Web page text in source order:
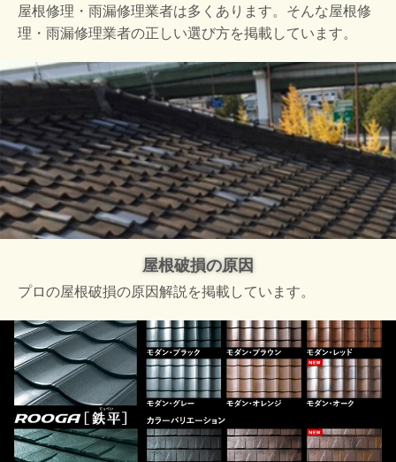
屋根修理・雨漏修理業者は多くあります。そんな屋根修
理・雨漏修理業者の正しい選び方を掲載しています。
屋根破損の原因
プロの屋根破損の原因解説を掲載しています。